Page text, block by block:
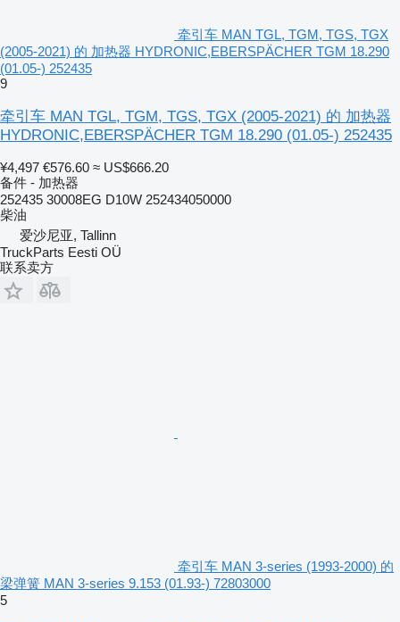
牵引车 MAN TGL, TGM, TGS, TGX
(2005-2021) 的 加热器 HYDRONIC,EBERSPÄCHER TGM 18.290
(01.05-) 252435
9
牵引车 MAN TGL, TGM, TGS, TGX (2005-2021) 的 加热器
HYDRONIC,EBERSPÄCHER TGM 18.290 (01.05-) 252435
¥4,497 €576.60 ≈ US$666.20
备件 - 加热器
252435 30008EG D10W 252434050000
柴油
爱沙尼亚, Tallinn
TruckParts Eesti OÜ
联系卖方
牵引车 MAN 3-series (1993-2000) 的
梁弹簧 MAN 3-series 9.153 (01.93-) 72803000
5